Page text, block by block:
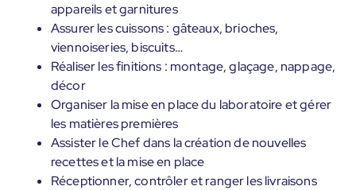
appareils et garnitures
Assurer les cuissons : gâteaux, brioches,
viennoiseries, biscuits…
Réaliser les finitions : montage, glaçage, nappage,
décor
Organiser la mise en place du laboratoire et gérer
les matières premières
Assister le Chef dans la création de nouvelles
recettes et la mise en place
Réceptionner, contrôler et ranger les livraisons